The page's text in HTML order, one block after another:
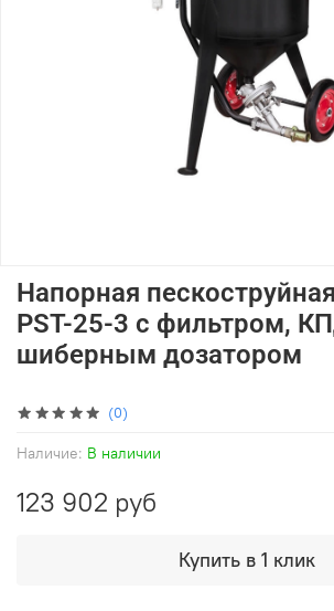
(0)
Наличие: В наличии
Напорная
PST-25-3 с фильтром,
шиберным дозатором
123 902 руб
Купить в 1 клик